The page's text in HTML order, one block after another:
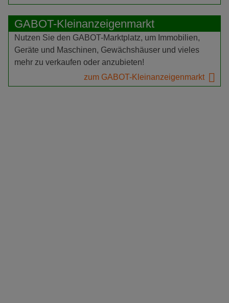
GABOT-Kleinanzeigenmarkt
Nutzen Sie den GABOT-Marktplatz, um Immobilien,
Geräte und Maschinen, Gewächshäuser und vieles
mehr zu verkaufen oder anzubieten!
zum GABOT-Kleinanzeigenmarkt